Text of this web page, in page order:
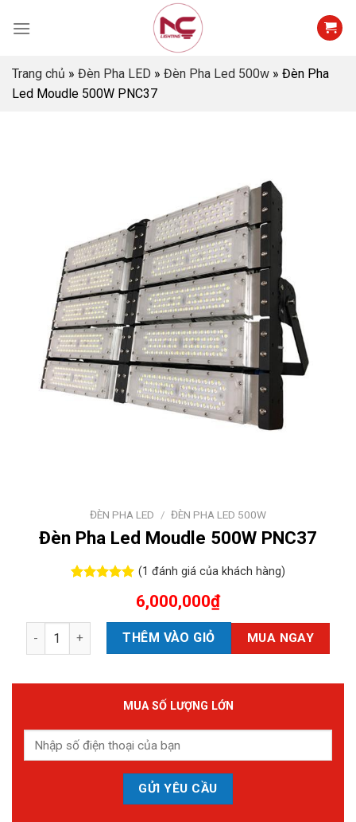
Trang chủ » Đèn Pha LED » Đèn Pha Led 500w » Đèn Pha
Led Moudle 500W PNC37
ĐÈN PHA LED / ĐÈN PHA LED 500W
Đèn Pha Led Moudle 500W PNC37
(1 đánh giá của khách hàng)
6,000,000₫
Đèn Pha Led Moudle 500W PNC37 số lượng
THÊM VÀO GIỎ MUA NGAY
MUA SỐ LƯỢNG LỚN